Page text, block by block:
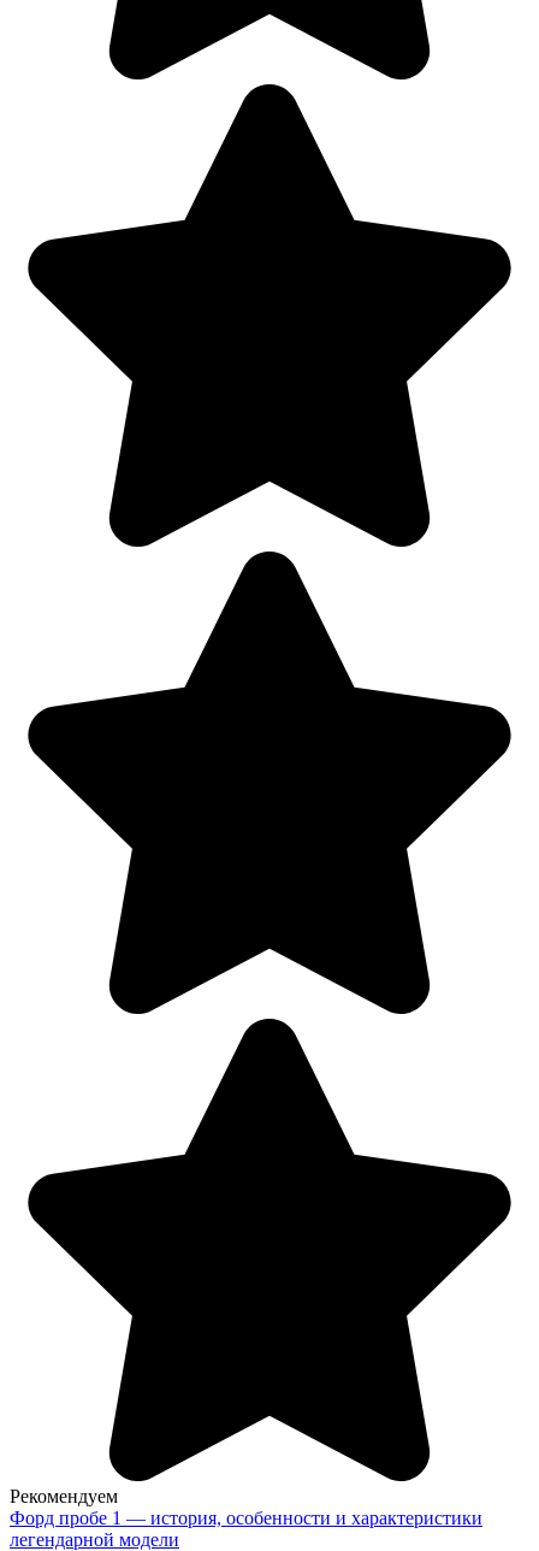
Рекомендуем
Форд пробе 1 — история, особенности и характеристики
легендарной модели